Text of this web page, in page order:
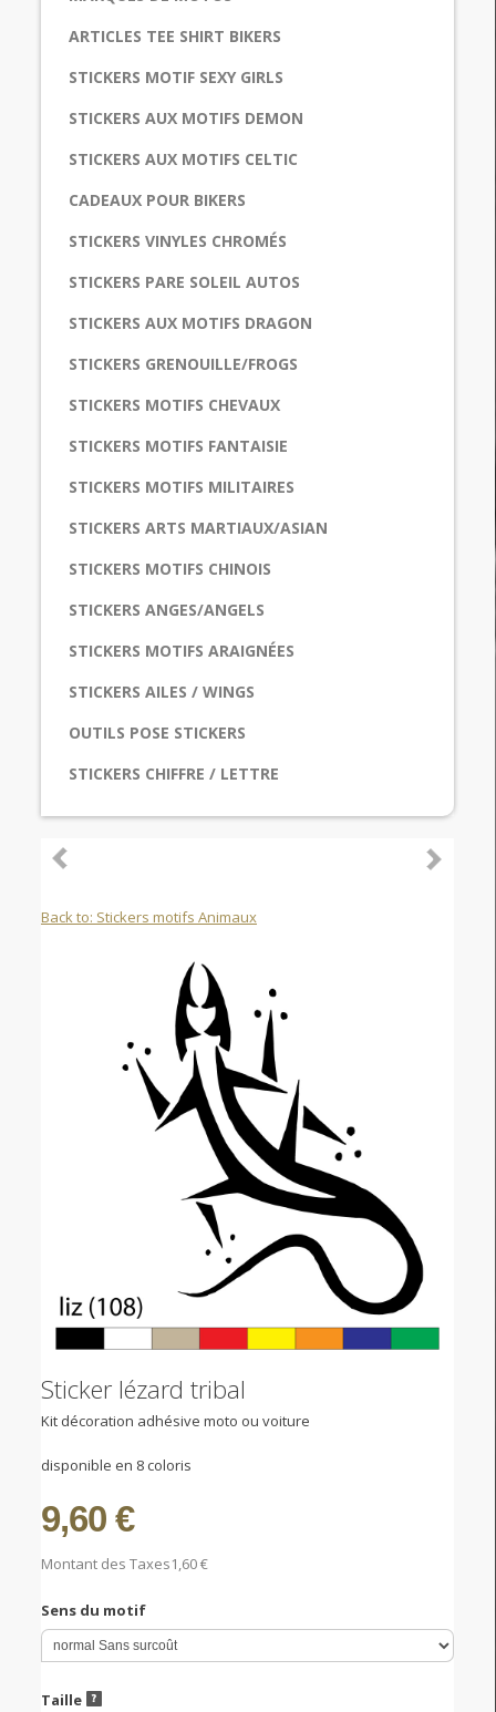
ARTICLES TEE SHIRT BIKERS
STICKERS MOTIF SEXY GIRLS
STICKERS AUX MOTIFS DEMON
STICKERS AUX MOTIFS CELTIC
CADEAUX POUR BIKERS
STICKERS VINYLES CHROMÉS
STICKERS PARE SOLEIL AUTOS
STICKERS AUX MOTIFS DRAGON
STICKERS GRENOUILLE/FROGS
STICKERS MOTIFS CHEVAUX
STICKERS MOTIFS FANTAISIE
STICKERS MOTIFS MILITAIRES
STICKERS ARTS MARTIAUX/ASIAN
STICKERS MOTIFS CHINOIS
STICKERS ANGES/ANGELS
STICKERS MOTIFS ARAIGNÉES
STICKERS AILES / WINGS
OUTILS POSE STICKERS
STICKERS CHIFFRE / LETTRE
Back to: Stickers motifs Animaux
Sticker lézard tribal
Kit décoration adhésive moto ou voiture
disponible en 8 coloris
9,60 €
Montant des Taxes1,60 €
Sens du motif
Taille